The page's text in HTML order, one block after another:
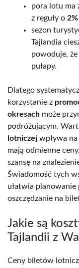
pora lotu ma
z reguły o 2%
sezon
Tajlandia
powoduje,
pułapy.
Dlatego
korzystanie z
okresach może
podróżującym.
lotniczej wpływa
mają odmienne
szansę na
Świadomość tych
ułatwia
oszczędzanie na
Jakie są
Tajlandii z
Ceny biletów